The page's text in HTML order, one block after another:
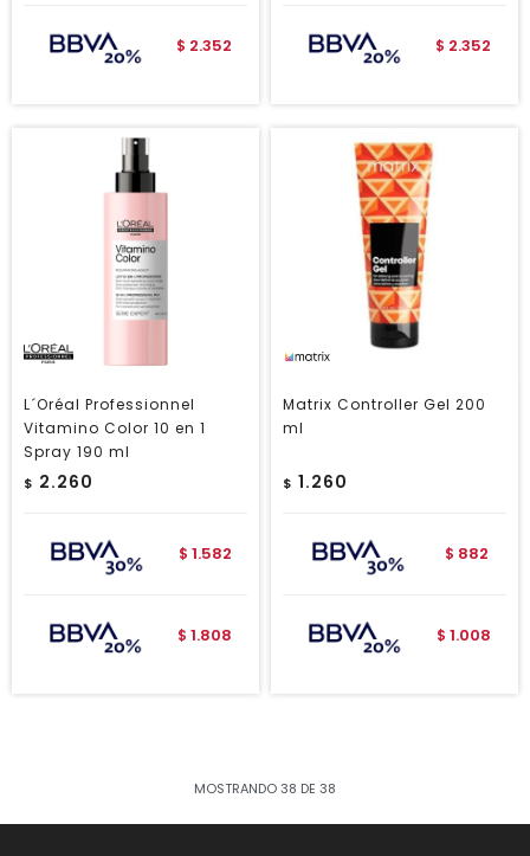
$ 2.352 $ 2.352
L´Oréal Professionnel
Vitamino Color 10 en 1
Spray 190 ml
$ 2.260
$ 1.582
$ 1.808
Matrix Controller Gel 200
ml
$ 1.260
$ 882
$ 1.008
MOSTRANDO38 DE 38